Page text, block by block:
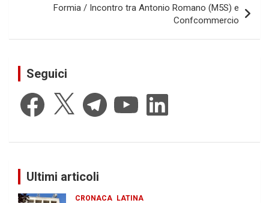
Formia / Incontro tra Antonio Romano (M5S) e
Confcommercio
Seguici
Facebook Telegram YouTube LinkedIn
Ultimi articoli
CRONACA LATINA